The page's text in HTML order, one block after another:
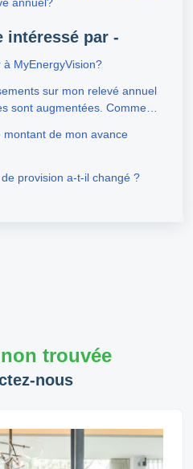
intéressé par -
MyEnergyVision?
sur mon relevé annuel
sont augmentées. Comment
de mon avance
provision a-t-il changé ?
trouvée
nous